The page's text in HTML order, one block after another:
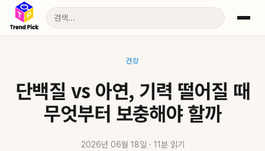
건강
단백질 vs 아연, 기력 떨어질 때
무엇부터 보충해야 할까
2026년 06월 18일 · 11분 읽기